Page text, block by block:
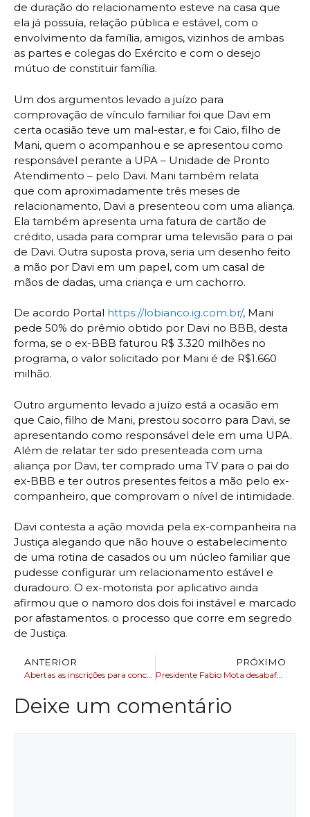
de duração do relacionamento esteve na casa que
ela já possuía, relação pública e estável, com o
envolvimento da família, amigos, vizinhos de ambas
as partes e colegas do Exército e com o desejo
mútuo de constituir família.
Um dos argumentos levado a juízo para
comprovação de vínculo familiar foi que Davi em
certa ocasião teve um mal-estar, e foi Caio, filho de
Mani, quem o acompanhou e se apresentou como
responsável perante a UPA – Unidade de Pronto
Atendimento – pelo Davi. Mani também relata
que com aproximadamente três meses de
relacionamento, Davi a presenteou com uma aliança.
Ela também apresenta uma fatura de cartão de
crédito, usada para comprar uma televisão para o pai
de Davi. Outra suposta prova, seria um desenho feito
a mão por Davi em um papel, com um casal de
mãos de dadas, uma criança e um cachorro.
De acordo Portal https://lobianco.ig.com.br/, Mani
pede 50% do prêmio obtido por Davi no BBB, desta
forma, se o ex-BBB faturou R$ 3.320 milhões no
programa, o valor solicitado por Mani é de R$1.660
milhão.
Outro argumento levado a juízo está a ocasião em
que Caio, filho de Mani, prestou socorro para Davi, se
apresentando como responsável dele em uma UPA.
Além de relatar ter sido presenteada com uma
aliança por Davi, ter comprado uma TV para o pai do
ex-BBB e ter outros presentes feitos a mão pelo ex-
companheiro, que comprovam o nível de intimidade.
Davi contesta a ação movida pela ex-companheira na
Justiça alegando que não houve o estabelecimento
de uma rotina de casados ou um núcleo familiar que
pudesse configurar um relacionamento estável e
duradouro. O ex-motorista por aplicativo ainda
afirmou que o namoro dos dois foi instável e marcado
por afastamentos. o processo que corre em segredo
de Justiça.
ANTERIOR
Abertas as inscrições para concurso Ilê Aiyê Deusa do Ébano 2025
PRÓXIMO
Presidente Fabio Mota desabafa e cobra punição ao Corinthians
Deixe um comentário